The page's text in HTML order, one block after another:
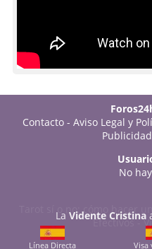
Contacto -Aviso Legal y
No
Tarot sí o no: cómo hacer
Efectivos-
La Vidente Cristina
Línea Directa Visa